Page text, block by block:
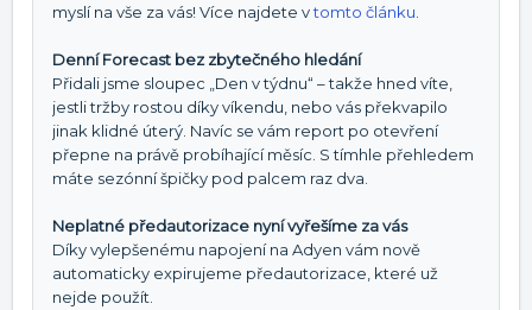
myslí na vše za vás! Více najdete vtomto článku
Denní Forecast bez zbytečného hledání
Přidali jsme sloupec „Den v týdnu“ – takže hned víte,
jestli tržby rostou díky víkendu, nebo vás překvapilo
jinak klidné úterý. Navíc se vám report po otevření
přepne na právě probíhající měsíc. S tímhle přehledem
máte sezónní špičky pod palcem raz dva.
Neplatné předautorizace nyní vyřešíme za vás
Díky vylepšenému napojení na Adyen vám nově
automaticky expirujeme předautorizace, které už
nejde použít.